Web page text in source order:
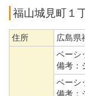
福山城見町１
住所 広島県
ベーシ
備考：
ベーシ
備考：